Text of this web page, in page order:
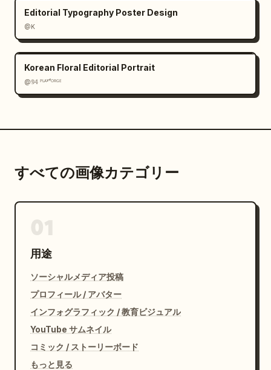
Editorial Typography Poster Design
@K
Korean Floral Editorial Portrait
@𝟡𝟜 ᴾᴸᴬʸᶠᴼᴿᴳᴱ
すべての画像カテゴリー
用途
ソーシャルメディア投稿
プロフィール / アバター
インフォグラフィック / 教育ビジュアル
YouTube サムネイル
コミック / ストーリーボード
もっと見る